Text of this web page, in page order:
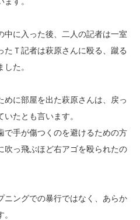
中に入った後、二人の記者は一室
たＴ記者は萩原さんに殴る、蹴る
た。
めに部屋を出た萩原さんは、戻っ
たとも言います。
で手が傷つくのを避けるための方
吹っ飛ぶほど右アゴを殴られたの
ニングでの暴行ではなく、あらか